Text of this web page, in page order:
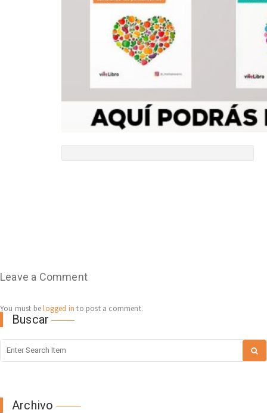
Leave a Comment
You must belogged in to post a comment.
Buscar
Archivo